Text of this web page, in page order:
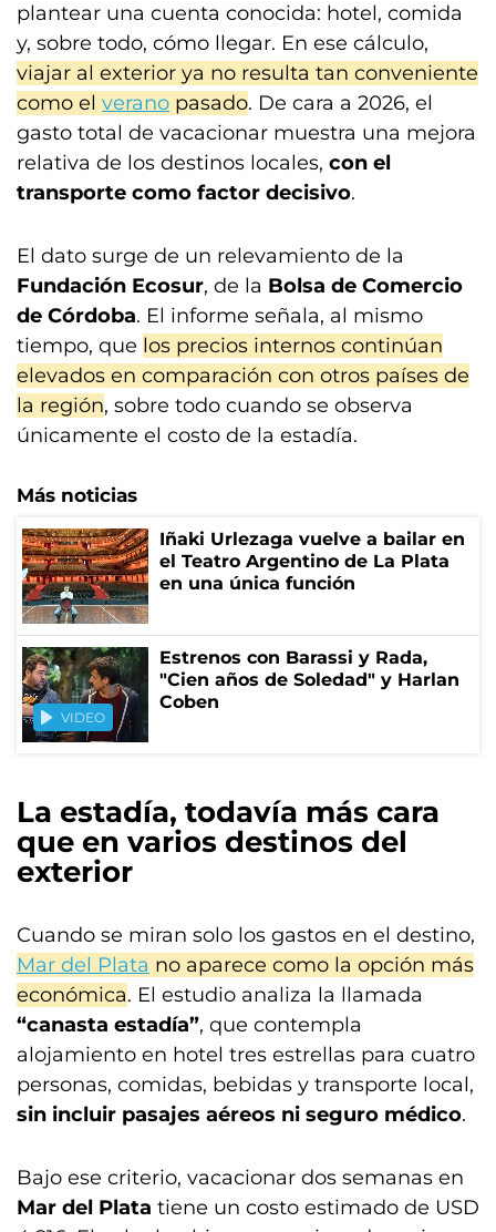
plantear una cuenta conocida: hotel, comida
y, sobre todo, cómo llegar. En ese cálculo,
viajar al exterior ya no resulta tan conveniente
como el verano pasado. De cara a 2026, el
gasto total de vacacionar muestra una mejora
relativa de los destinos locales, con el
transporte como factor decisivo.
El dato surge de un relevamiento de la
Fundación Ecosur, de la Bolsa de Comercio
de Córdoba. El informe señala, al mismo
tiempo, que los precios internos continúan
elevados en comparación con otros países de
la región, sobre todo cuando se observa
únicamente el costo de la estadía.
Más noticias
Iñaki Urlezaga vuelve a bailar en
el Teatro Argentino de La Plata
en una única función
VIDEO
Estrenos con Barassi y Rada,
"Cien años de Soledad" y Harlan
Coben
La estadía, todavía más cara
que en varios destinos del
exterior
Cuando se miran solo los gastos en el destino,
Mar del Plata no aparece como la opción más
económica. El estudio analiza la llamada
“canasta estadía”, que contempla
alojamiento en hotel tres estrellas para cuatro
personas, comidas, bebidas y transporte local,
sin incluir pasajes aéreos ni seguro médico.
Bajo ese criterio, vacacionar dos semanas en
Mar del Plata tiene un costo estimado de USD